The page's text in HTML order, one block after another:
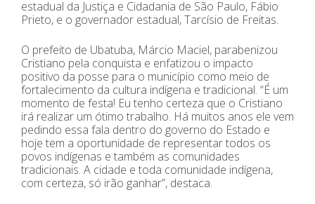
estadual da Justiça e Cidadania de São Paulo, Fábio
Prieto, e o governador estadual, Tarcísio de Freitas.
O prefeito de Ubatuba, Márcio Maciel, parabenizou
Cristiano pela conquista e enfatizou o impacto
positivo da posse para o município como meio de
fortalecimento da cultura indígena e tradicional. “É um
momento de festa! Eu tenho certeza que o Cristiano
irá realizar um ótimo trabalho. Há muitos anos ele vem
pedindo essa fala dentro do governo do Estado e
hoje tem a oportunidade de representar todos os
povos indígenas e também as comunidades
tradicionais. A cidade e toda comunidade indígena,
com certeza, só irão ganhar”, destaca.